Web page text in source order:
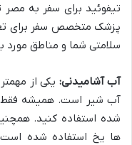
تیفوئید برای سفر به
پزشک متخصص سفر برای
سلامتی شما و مناطق مورد
آب آشامیدنی: یکی از
آب شیر است. همیشه فقط
شده استفاده کنید.
ها یخ استفاده شده است